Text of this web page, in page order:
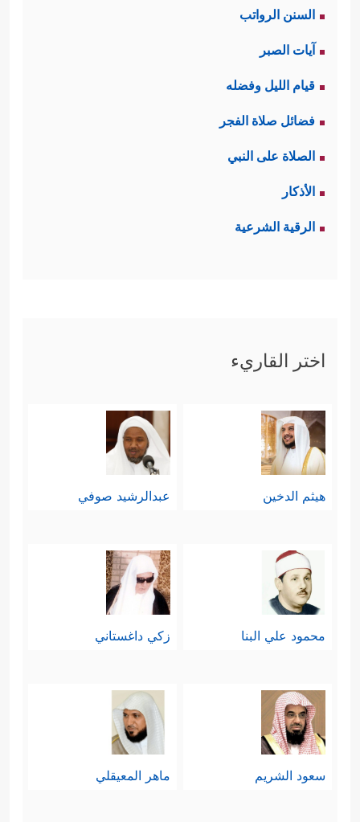
السنن الرواتب
آيات الصبر
قيام الليل وفضله
فضائل صلاة الفجر
الصلاة على النبي
الأذكار
الرقية الشرعية
اختر القاريء
هيثم الدخين عبدالرشيد صوفي
محمود علي البنا زكي داغستاني
سعود الشريم ماهر المعيقلي